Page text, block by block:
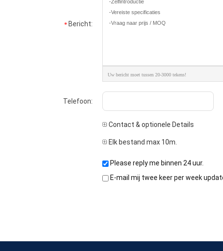
Bericht:
Uw bericht moet tussen 20-3000 tekens!
Telefoon:
Contact & optionele Details
Elk bestand max 10m.
Please reply me binnen 24 uur.
E-mail mij twee keer per week